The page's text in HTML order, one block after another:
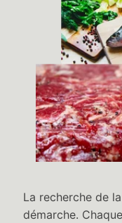
La recherche de
démarche.